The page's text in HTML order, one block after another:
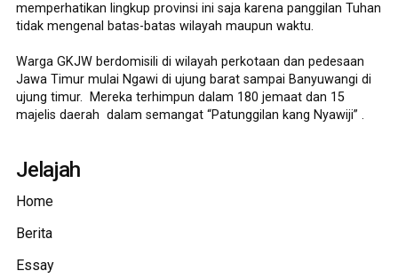
memperhatikan lingkup provinsi ini saja karena panggilan Tuhan
tidak mengenal batas-batas wilayah maupun waktu.
Warga GKJW berdomisili di wilayah perkotaan dan pedesaan
Jawa Timur mulai Ngawi di ujung barat sampai Banyuwangi di
ujung timur. Mereka terhimpun dalam 180 jemaat dan 15
majelis daerah dalam semangat “Patunggilan kang Nyawiji” .
Jelajah
Home
Berita
Essay